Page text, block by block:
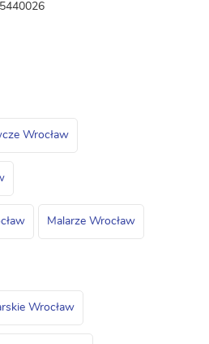
Wrocław
Malarze Wrocław
Wrocław